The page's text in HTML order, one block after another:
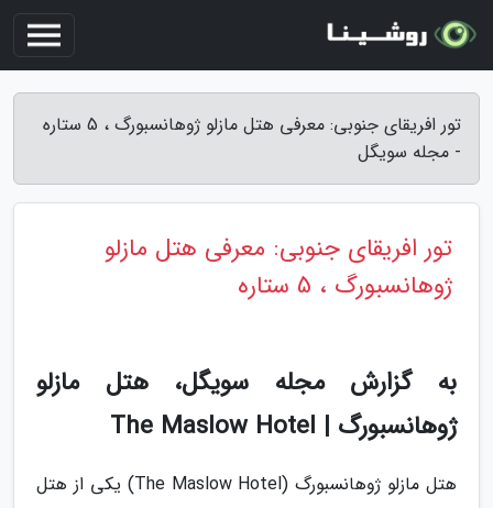
تور افریقای جنوبی: معرفی هتل مازلو ژوهانسبورگ ، 5 ستاره
- مجله سویگل
تور افریقای جنوبی: معرفی هتل مازلو
ژوهانسبورگ ، 5 ستاره
به گزارش مجله سویگل، هتل مازلو
ژوهانسبورگ | The Maslow Hotel
هتل مازلو ژوهانسبورگ (The Maslow Hotel) یکی از هتل